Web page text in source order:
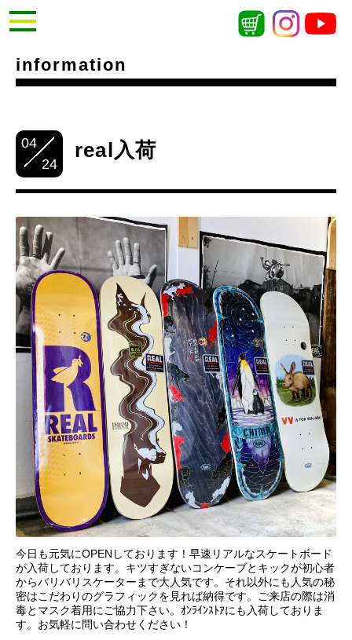
information
04
24
real入荷
今日も元気にOPENしております！早速リアルなスケートボード
が入荷しております。キツすぎないコンケーブとキックが初心者
からバリバリスケーターまで大人気です。それ以外にも人気の秘
密はこだわりのグラフィックを見れば納得です。ご来店の際は消
毒とマスク着用にご協力下さい。ｵﾝﾗｲﾝｽﾄｱにも入荷しておりま
す。お気軽に問い合わせください！